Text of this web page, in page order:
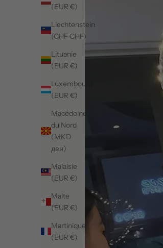
(EUR €)
Liechtenstein
(CHF CHF)
Lituanie
(EUR €)
Luxembourg
(EUR €)
Macédoine
du Nord
(MKD
ден)
Malaisie
(EUR €)
Malte
(EUR €)
Martinique
(EUR €)